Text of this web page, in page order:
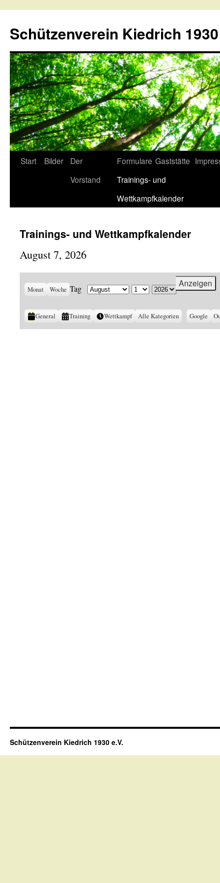
Schützenverein Kiedrich
Springe
Start Bilder
Der
Vorstand
Formulare Gaststätte
Trainings- und
Wettkampfkalender
Trainings- und Wettkampfkalender
August 7, 2026
Monat Woche Tag
Monat
Tag
Jahr
Kategorien
General Training Wettkampf Alle Kategorien
Eintragen
Google
Schützenverein Kiedrich 1930 e.V.